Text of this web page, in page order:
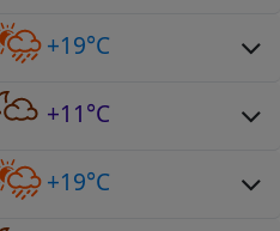
+19°C
+11°C
+19°C